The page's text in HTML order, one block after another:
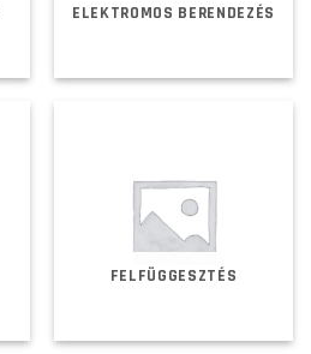
ELEKTROMOS BERENDEZÉS
FELFÜGGESZTÉS